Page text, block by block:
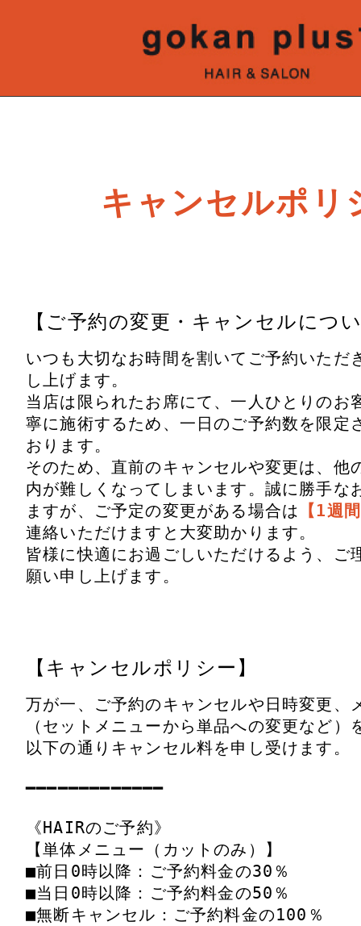
キャンセルポリ
【ご予約の変更・キャンセルにつ
いつも大切なお時間を割いてご予約いただ
し上げます。
当店は限られたお席にて、一人ひとりのお
寧に施術するため、一日のご予約数を限定
おります。
そのため、直前のキャンセルや変更は、他
内が難しくなってしまいます。誠に勝手な
ますが、ご予定の変更がある場合は 【1週
連絡いただけますと大変助かります。
皆様に快適にお過ごしいただけるよう、ご
願い申し上げます。
【キャンセルポリシー】
万が一、ご予約のキャンセルや日時変更、
（セットメニューから単品への変更など）
以下の通りキャンセル料を申し受けます。
━━━━━━━━━━━━━
《HAIRのご予約》
【単体メニュー（カットのみ）】
■前日0時以降：ご予約料金の30％
■当日0時以降：ご予約料金の50％
■無断キャンセル：ご予約料金の100％